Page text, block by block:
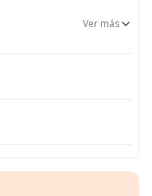
Ver más